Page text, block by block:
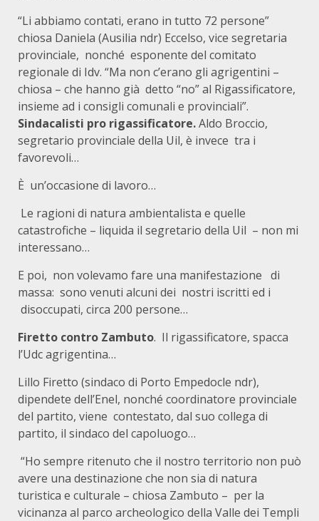
“Li abbiamo contati, erano in tutto 72 persone”
chiosa Daniela (Ausilia ndr) Eccelso, vice segretaria
provinciale, nonché esponente del comitato
regionale di Idv. “Ma non c’erano gli agrigentini –
chiosa – che hanno già detto “no” al Rigassificatore,
insieme ad i consigli comunali e provinciali”.
Sindacalisti pro rigassificatore.Aldo Broccio,
segretario provinciale della Uil, è invece tra i
favorevoli…
È un’occasione di lavoro…
Le ragioni di natura ambientalista e quelle
catastrofiche – liquida il segretario della Uil – non mi
interessano…
E poi, non volevamo fare una manifestazione di
massa: sono venuti alcuni dei nostri iscritti ed i
disoccupati, circa 200 persone…
Firetto contro Zambuto. Il rigassificatore, spacca
l’Udc agrigentina…
Lillo Firetto (sindaco di Porto Empedocle ndr),
dipendete dell’Enel, nonché coordinatore provinciale
del partito, viene contestato, dal suo collega di
partito, il sindaco del capoluogo…
“Ho sempre ritenuto che il nostro territorio non può
avere una destinazione che non sia di natura
turistica e culturale – chiosa Zambuto – per la
vicinanza al parco archeologico della Valle dei Templi